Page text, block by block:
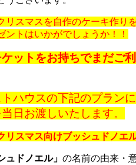
リスマスを自作のケーキ作り
ントはいかがでしょうか！！
ケットをお持ちでまだご
ハウスの下記のプラン
日お渡しいたします。
スマス向けブッシュドノエ
ュドノエル」 の名前の由来・